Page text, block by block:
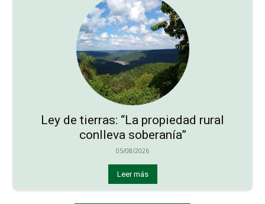
Ley de tierras: “La propiedad rural
conlleva soberanía”
05/08/2026
Leer más